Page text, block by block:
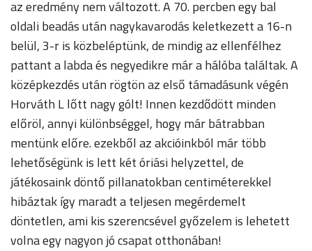
az eredmény nem változott. A 70. percben egy bal
oldali beadás után nagykavarodás keletkezett a 16-n
belül, 3-r is közbeléptünk, de mindig az ellenfélhez
pattant a labda és negyedikre már a hálóba találtak. A
középkezdés után rögtön az első támadásunk végén
Horváth L lőtt nagy gólt! Innen kezdődött minden
előröl, annyi különbséggel, hogy már bátrabban
mentünk előre. ezekből az akcióinkból már több
lehetőségünk is lett két óriási helyzettel, de
játékosaink döntő pillanatokban centiméterekkel
hibáztak így maradt a teljesen megérdemelt
döntetlen, ami kis szerencsével győzelem is lehetett
volna egy nagyon jó csapat otthonában!